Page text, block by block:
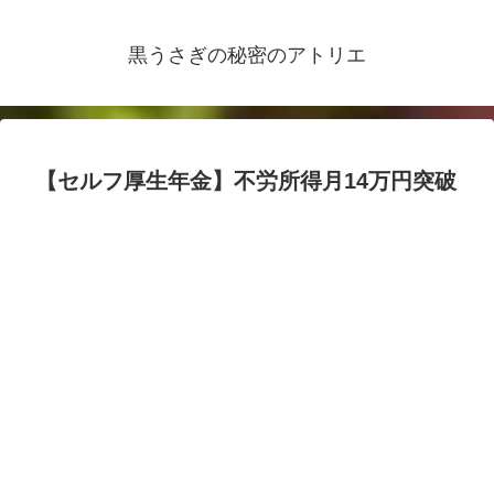
黒うさぎの秘密のアトリエ
【セルフ厚生年金】不労所得月14万円突破